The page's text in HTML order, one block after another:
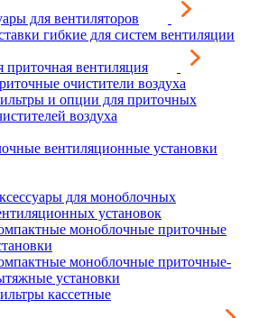
для вентиляторов
гибкие для систем вентиляции
приточная вентиляция
очистители воздуха
и опции для приточных
воздуха
вентиляционные установки
для моноблочных
установок
моноблочные приточные
моноблочные приточные-
установки
кассетные